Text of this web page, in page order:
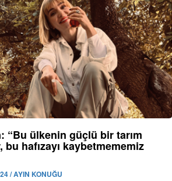
“Bu ülkenin güçlü bir tarım
bu hafızayı kaybetmememiz
/ AYIN KONUĞU